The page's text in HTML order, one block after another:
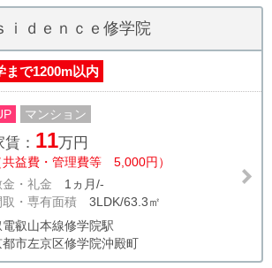
ｄｅｎｃｅ修学院
まで1200m以内
マンション
賃： 11万円
共益費・管理費等 5,000円）
金・礼金 1ヵ月/-
取・専有面積 3LDK/63.3㎡
電叡山本線修学院駅
都市左京区修学院沖殿町